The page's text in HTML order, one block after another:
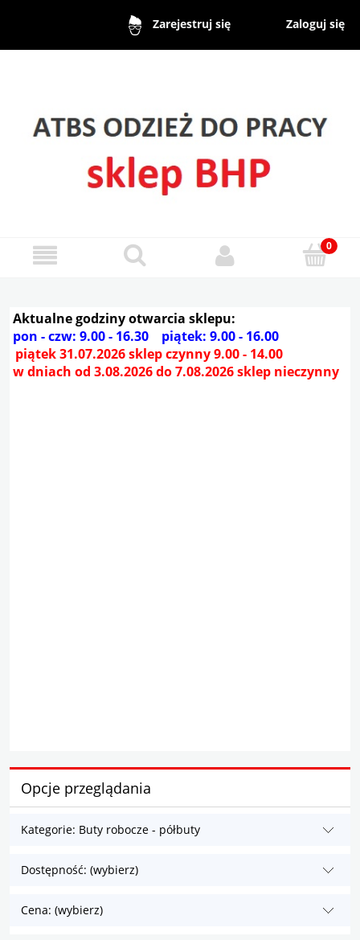
Zarejestruj się Zaloguj się
Aktualne godziny otwarcia sklepu:
pon - czw: 9.00 - 16.30 piątek: 9.00 - 16.00
piątek 31.07.2026 sklep czynny 9.00 - 14.00
w dniach od 3.08.2026 do 7.08.2026 sklep nieczynny
Opcje przeglądania
Kategorie: Buty robocze - półbuty
Dostępność: (wybierz)
Cena: (wybierz)